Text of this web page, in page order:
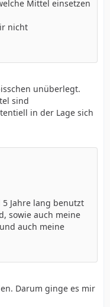
Mittel einsetzen
nicht
unüberlegt.
sind
in der Lage sich
Jahre lang benutzt
sowie auch meine
auch meine
Darum ginge es mir